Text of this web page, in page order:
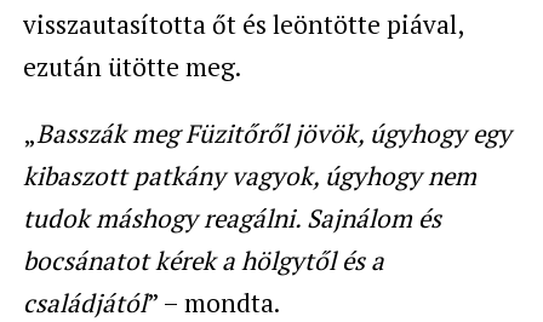
visszautasította őt és leöntötte piával,
ezután ütötte meg.
„Basszák meg Füzitőről jövök, úgyhogy egy
kibaszott patkány vagyok, úgyhogy nem
tudok máshogy reagálni. Sajnálom és
bocsánatot kérek a hölgytől és a
családjától” – mondta.